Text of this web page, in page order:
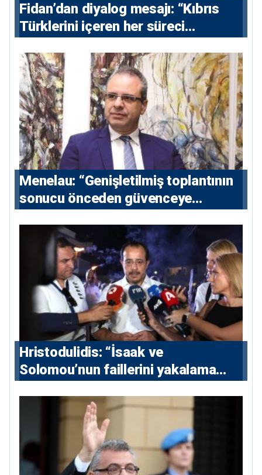
Fidan’dan diyalog mesajı: “Kıbrıs
Türklerini içeren her süreci
Menelau: “Genişletilmiş toplantının
sonucu önceden güvenceye
Hristodulidis: “İsaak ve
Solomou’nun faillerini yakalama
ve 5 uluslararası tutuklama emri
çıkarıldı”